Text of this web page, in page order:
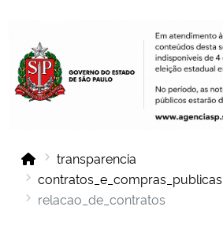
transparencia
contratos_e_compras_publicas
relacao_de_contratos